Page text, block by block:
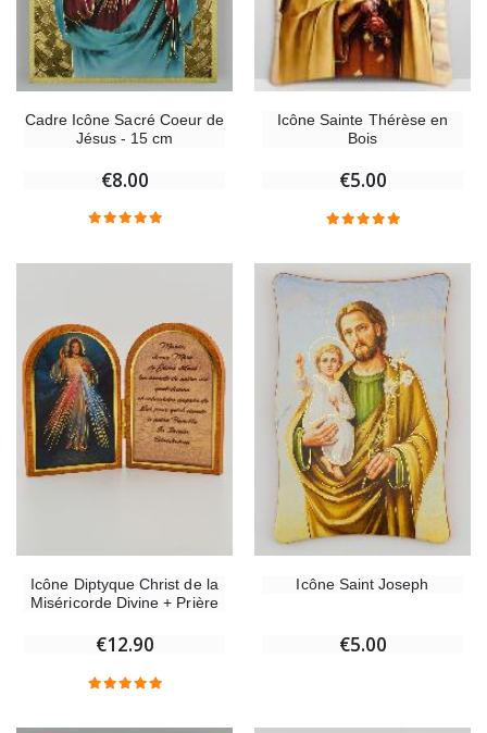
Cadre Icône Sacré Coeur de
Jésus - 15 cm
€8.00
Icône Sainte Thérèse en
Bois
€5.00
Icône Diptyque Christ de la
Miséricorde Divine + Prière
€12.90
Icône Saint Joseph
€5.00